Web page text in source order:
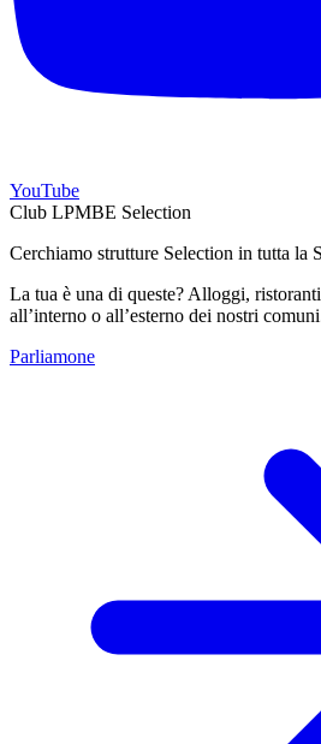
YouTube
Club LPMBE Selection
Cerchiamo strutture Selection in tutta la
La tua è una di queste? Alloggi,
all’interno o all’esterno dei nostri
Parliamone